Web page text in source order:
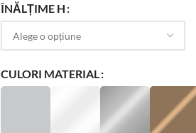
ÎNĂLȚIME H
CULORI MATERIAL